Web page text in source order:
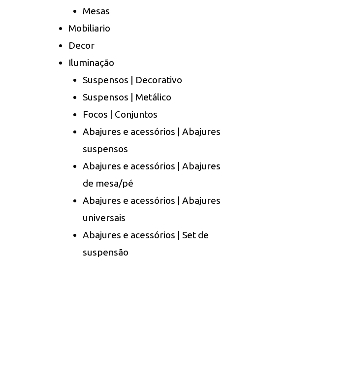
Mesas
Mobiliario
Decor
Iluminação
Suspensos | Decorativo
Suspensos | Metálico
Focos | Conjuntos
Abajures e acessórios | Abajures
suspensos
Abajures e acessórios | Abajures
de mesa/pé
Abajures e acessórios | Abajures
universais
Abajures e acessórios | Set de
suspensão